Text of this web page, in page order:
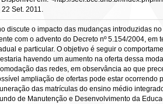
Set. 2011.
discute o impacto das mudanças introduzidas
com o advento do Decreto nº 5.154/2004, em
e particular. O objetivo é seguir o
havendo um aumento na oferta dessa
das redes, em observância ao que
ampliação de ofertas pode estar ocorrendo
das matrículas do ensino médio
de Manutenção e Desenvolvimento da